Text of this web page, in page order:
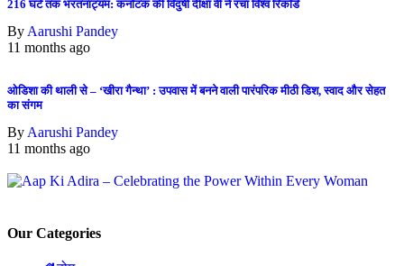
216 घंटे तक भरतनाट्यम: कर्नाटक की विदुषी दीक्षा वी ने रचा विश्व रिकॉर्ड
By Aarushi Pandey
11 months ago
ओडिशा की थाली से – ‘खीरा गैन्था’ : उपवास में बनने वाली पारंपरिक मीठी डिश, स्वाद और सेहत
का संगम
By Aarushi Pandey
11 months ago
Our Categories